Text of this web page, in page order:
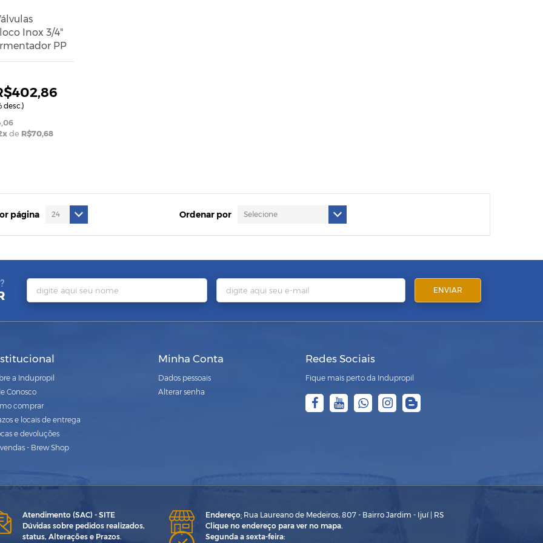
Inox 3/4"
PP
desc.)
de R$70,68
página Ordenar por
a Indupropil
Conosco
comprar
e locais de entrega
e devoluções
- Brew Shop
Minha Conta
Dados pessoais
Alterar senha
Redes Sociais
Fique mais perto da Indupropil
Atendimento (SAC) - SITE
Dúvidas sobre pedidos realizados,
status, Alterações e Prazos.
Endereço: Rua Laureano de Medeiros, 807 - Bairro Jardim - Ijuí | RS
Clique no endereço para ver no mapa.
Segunda a sexta-feira: